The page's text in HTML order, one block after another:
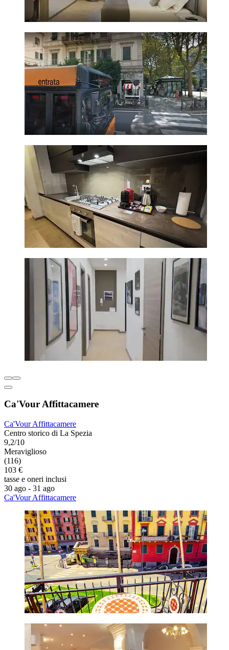
Ca'Vour Affittacamere
Ca'Vour Affittacamere
Centro storico di La Spezia
9,2/10
Meraviglioso
(116)
103 €
tasse e oneri inclusi
30 ago - 31 ago
Ca'Vour Affittacamere